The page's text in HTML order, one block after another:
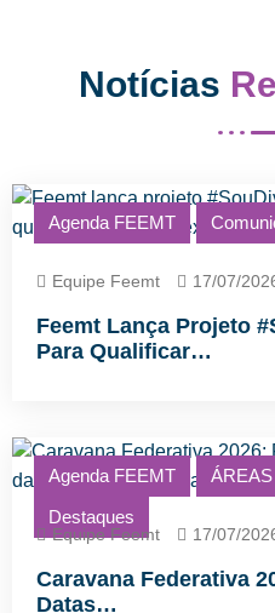
Notícias
Agenda FEEMT
Equipe Feemt 17/07/
Feemt Lança Projeto
Para Qualificar…
Agenda FEEMT
Destaques
Equipe Feemt 17/07/
Caravana Federativa
Datas…